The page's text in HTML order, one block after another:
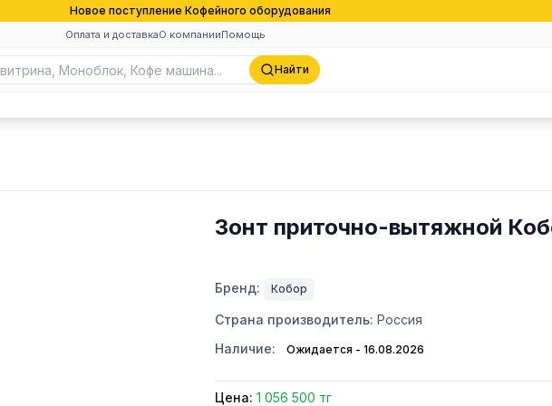
Новое поступление Кофейного оборудования
Оплата и доставкаО компанииПомощь
Найти
Зонт приточно-вытяжной
Бренд: Кобор
Страна производитель: Россия
Наличие:
Ожидается - 16.08.2026
Цена: 1 056 500 тг